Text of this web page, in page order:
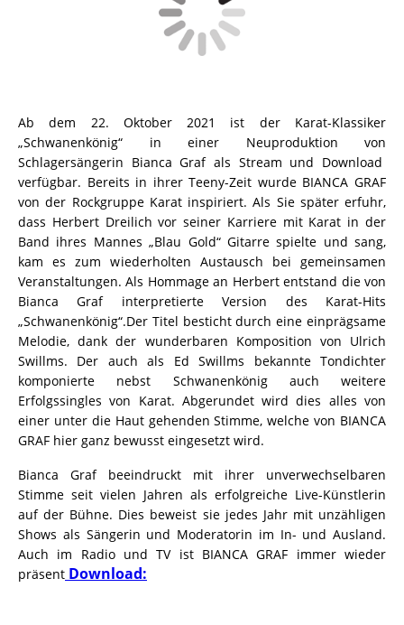
Ab dem 22. Oktober 2021 ist der Karat-Klassiker
„Schwanenkönig“ in einer Neuproduktion von
Schlagersängerin Bianca Graf als Stream und Download
verfügbar. Bereits in ihrer Teeny-Zeit wurde BIANCA GRAF
von der Rockgruppe Karat inspiriert. Als Sie später erfuhr,
dass Herbert Dreilich vor seiner Karriere mit Karat in der
Band ihres Mannes „Blau Gold“ Gitarre spielte und sang,
kam es zum wiederholten Austausch bei gemeinsamen
Veranstaltungen. Als Hommage an Herbert entstand die von
Bianca Graf interpretierte Version des Karat-Hits
„Schwanenkönig“.Der Titel besticht durch eine einprägsame
Melodie, dank der wunderbaren Komposition von Ulrich
Swillms. Der auch als Ed Swillms bekannte Tondichter
komponierte nebst Schwanenkönig auch weitere
Erfolgssingles von Karat. Abgerundet wird dies alles von
einer unter die Haut gehenden Stimme, welche von BIANCA
GRAF hier ganz bewusst eingesetzt wird.
Bianca Graf beeindruckt mit ihrer unverwechselbaren
Stimme seit vielen Jahren als erfolgreiche Live-Künstlerin
auf der Bühne. Dies beweist sie jedes Jahr mit unzähligen
Shows als Sängerin und Moderatorin im In- und Ausland.
Auch im Radio und TV ist BIANCA GRAF immer wieder
präsent Download: